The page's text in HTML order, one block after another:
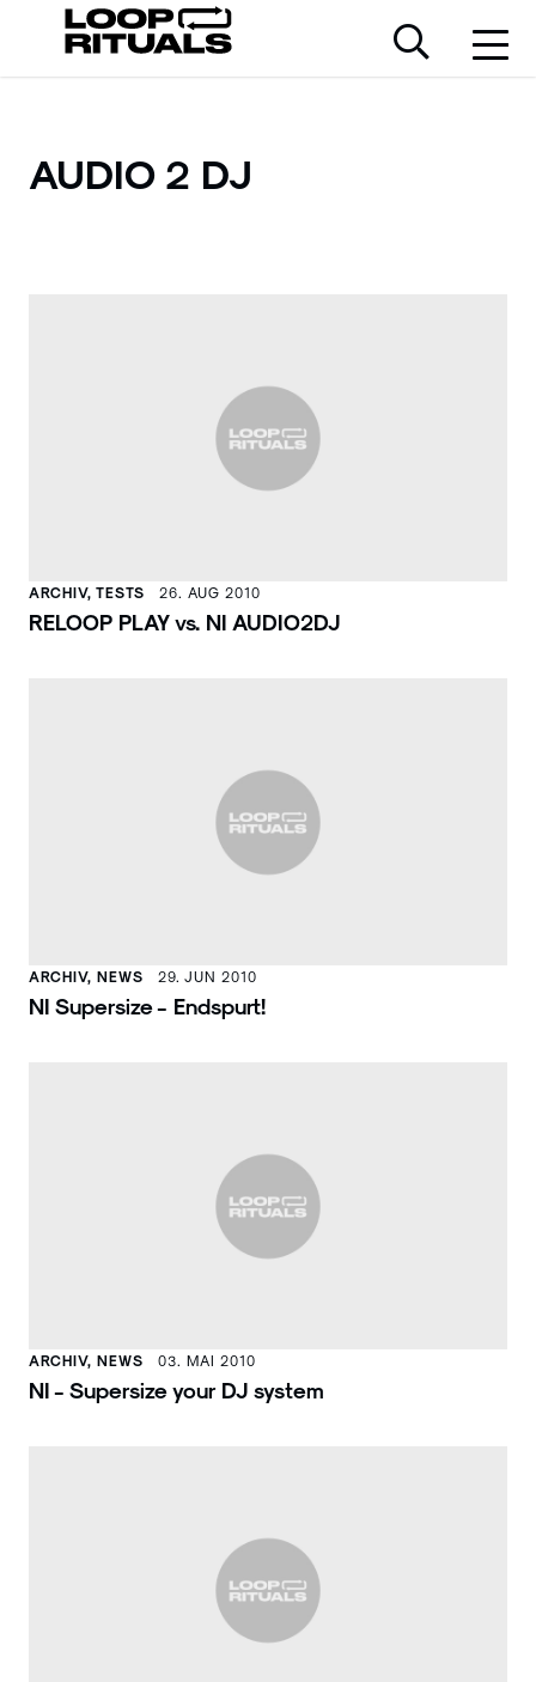
AUDIO 2 DJ
ARCHIV, TESTS 26. AUG 2010
RELOOP PLAY vs. NI AUDIO2DJ
ARCHIV, NEWS 29. JUN 2010
NI Supersize - Endspurt!
ARCHIV, NEWS 03. MAI 2010
NI - Supersize your DJ system